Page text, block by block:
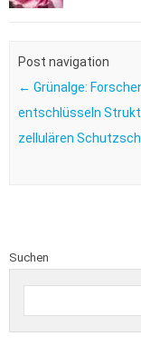
Post navigation
← Grünalge:
entschlüsseln
zellulären
Suchen